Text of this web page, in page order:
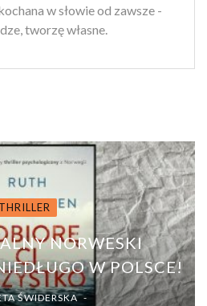
w słowie od zawsze -
tworzę własne.
THRILLER
NORWESKI
W POLSCE!
ŚWIDERSKA